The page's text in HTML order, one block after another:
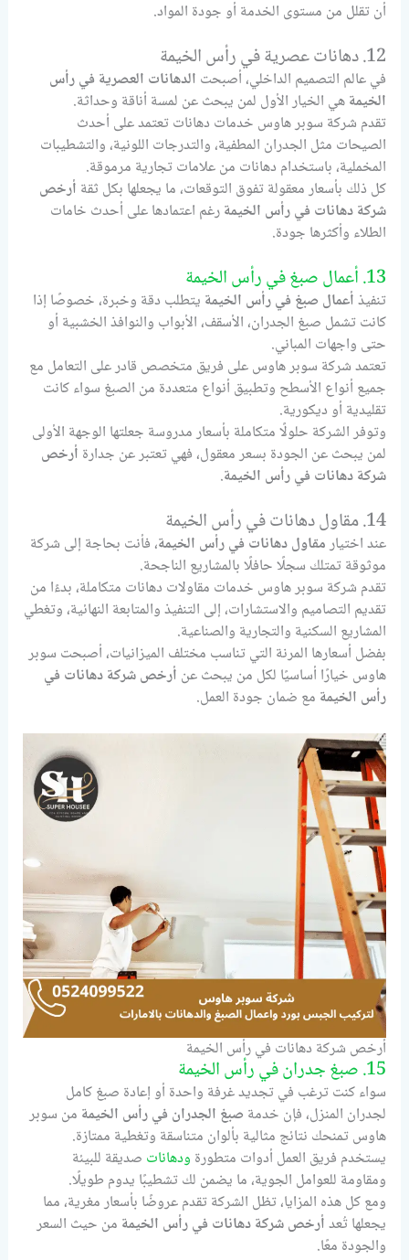
أن تقلل من مستوى الخدمة أو جودة المواد.
12. دهانات عصرية في رأس الخيمة
في عالم التصميم الداخلي، أصبحت الدهانات العصرية في رأس
الخيمةهي الخيار الأول لمن يبحث عن لمسة أناقة وحداثة.
تقدم شركة سوبر هاوس خدمات دهانات تعتمد على أحدث
الصيحات مثل الجدران المطفية، والتدرجات اللونية، والتشطيبات
المخملية، باستخدام دهانات من علامات تجارية مرموقة.
كل ذلك بأسعار معقولة تفوق التوقعات، ما يجعلها بكل ثقة أرخص
شركة دهانات في رأس الخيمةرغم اعتمادها على أحدث خامات
الطلاء وأكثرها جودة.
13. أعمال صبغ في رأس الخيمة
تنفيذأعمال صبغ في رأس الخيمة يتطلب دقة وخبرة، خصوصًا إذا
كانت تشمل صبغ الجدران، الأسقف، الأبواب والنوافذ الخشبية أو
حتى واجهات المباني.
تعتمد شركة سوبر هاوس على فريق متخصص قادر على التعامل مع
جميع أنواع الأسطح وتطبيق أنواع متعددة من الصبغ سواء كانت
تقليدية أو ديكورية.
وتوفر الشركة حلولًا متكاملة بأسعار مدروسة جعلتها الوجهة الأولى
لمن يبحث عن الجودة بسعر معقول، فهي تعتبر عن جدارة أرخص
شركة دهانات في رأس الخيمة.
14. مقاول دهانات في رأس الخيمة
عند اختيارمقاول دهانات في رأس الخيمة، فأنت بحاجة إلى شركة
موثوقة تمتلك سجلًا حافلًا بالمشاريع الناجحة.
تقدم شركة سوبر هاوس خدمات مقاولات دهانات متكاملة، بدءًا من
تقديم التصاميم والاستشارات، إلى التنفيذ والمتابعة النهائية، وتغطي
المشاريع السكنية والتجارية والصناعية.
بفضل أسعارها المرنة التي تناسب مختلف الميزانيات، أصبحت سوبر
هاوس خيارًا أساسيًا لكل من يبحث عن أرخص شركة دهانات في
رأس الخيمة مع ضمان جودة العمل.
أرخص شركة دهانات في رأس الخيمة
15. صبغ جدران في رأس الخيمة
سواء كنت ترغب في تجديد غرفة واحدة أو إعادة صبغ كامل
لجدران المنزل، فإن خدمة صبغ الجدران في رأس الخيمة من سوبر
هاوس تمنحك نتائج مثالية بألوان متناسقة وتغطية ممتازة.
يستخدم فريق العمل أدوات متطورة ودهانات صديقة للبيئة
ومقاومة للعوامل الجوية، ما يضمن لك تشطيبًا يدوم طويلًا.
ومع كل هذه المزايا، تظل الشركة تقدم عروضًا بأسعار مغرية، مما
يجعلها تُعدأرخص شركة دهانات في رأس الخيمة من حيث السعر
والجودة معًا.